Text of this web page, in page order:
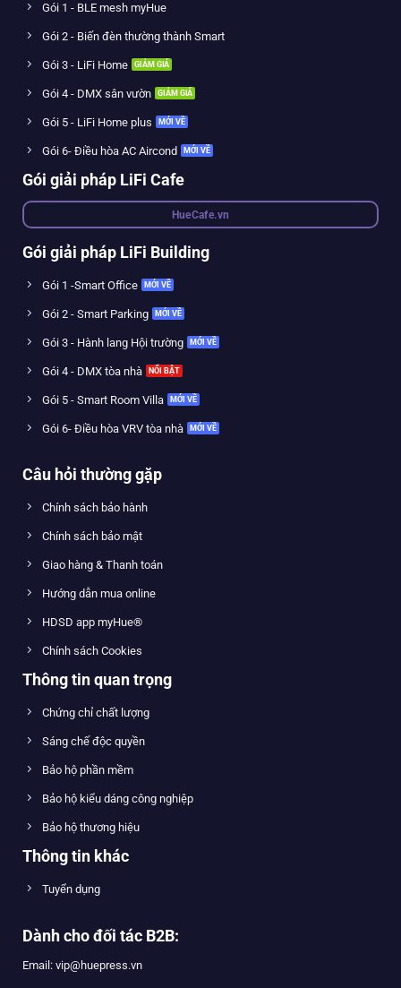
Gói 1 - BLE mesh myHue
Gói 2 - Biến đèn thường thành Smart
Gói 3 - LiFi Home
Gói 4 - DMX sân vườn
Gói 5 - LiFi Home plus
Gói 6- Điều hòa AC Aircond
Gói giải pháp LiFi Cafe
HueCafe.vn
Gói giải pháp LiFi Building
Gói 1 -Smart Office
Gói 2 - Smart Parking
Gói 3 - Hành lang Hội trường
Gói 4 - DMX tòa nhà
Gói 5 - Smart Room Villa
Gói 6- Điều hòa VRV tòa nhà
Câu hỏi thường gặp
Chính sách bảo hành
Chính sách bảo mật
Giao hàng & Thanh toán
Hướng dẫn mua online
HDSD app myHue®
Chính sách Cookies
Thông tin quan trọng
Chứng chỉ chất lượng
Sáng chế độc quyền
Bảo hộ phần mềm
Bảo hộ kiểu dáng công nghiệp
Bảo hộ thương hiệu
Thông tin khác
Tuyển dụng
Dành cho đối tác B2B:
Email: vip@huepress.vn